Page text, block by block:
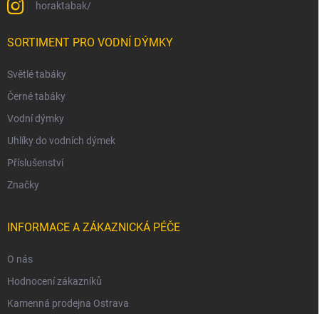
horaktabak/
SORTIMENT PRO VODNÍ DÝMKY
Světlé tabáky
Černé tabáky
Vodní dýmky
Uhlíky do vodních dýmek
Příslušenství
Značky
INFORMACE A ZÁKAZNICKÁ PÉČE
O nás
Hodnocení zákazníků
Kamenná prodejna Ostrava